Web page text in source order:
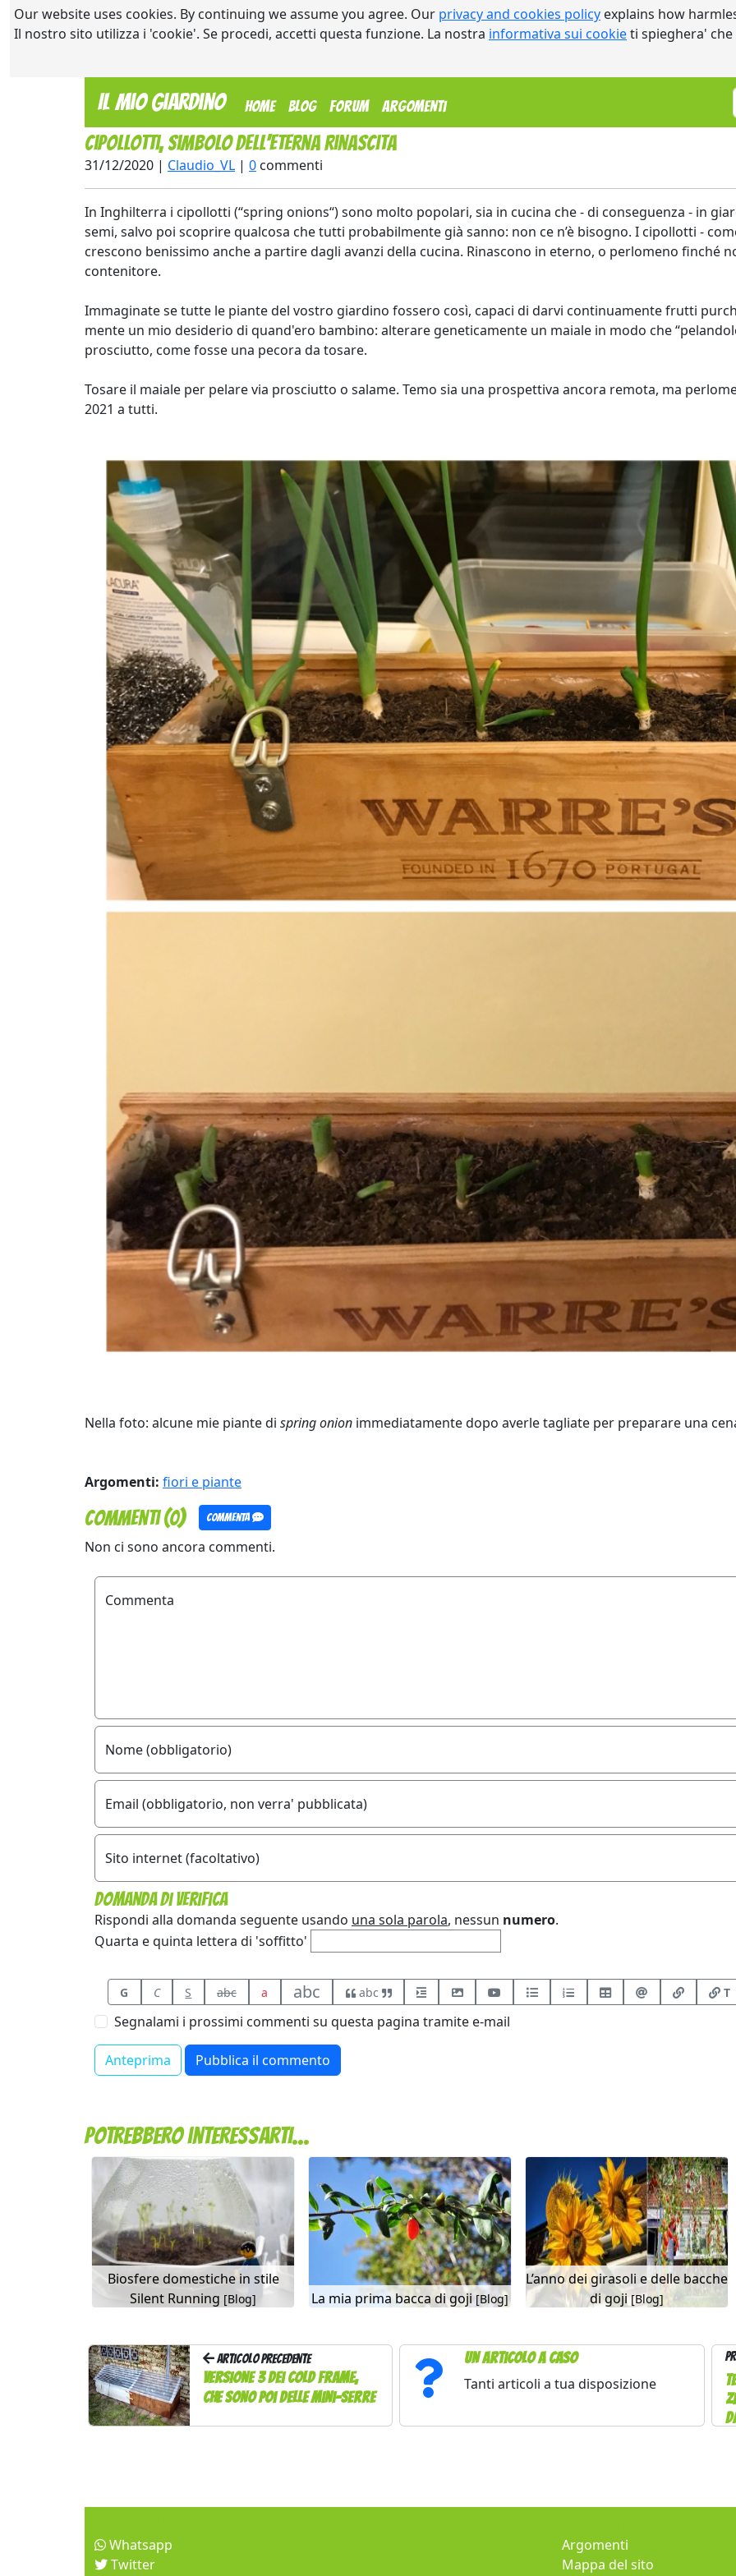
Our website uses cookies. By continuing we assume you agree. Our privacy and cookies policy explains how
Il nostro sito utilizza i 'cookie'. Se procedi, accetti questa funzione. La nostra informativa sui cookieti spieghera'
Il Mio Giardino Home(current)
Blog Forum Argomenti
Cipollotti, simbolo dell'eterna rinascita
31/12/2020 | Claudio_VL | 0 commenti
In Inghilterra i cipollotti (“spring onions“) sono molto popolari, sia in cucina che - di conseguenza - in
semi, salvo poi scoprire qualcosa che tutti probabilmente già sanno: non ce n’è bisogno. I cipollotti -
crescono benissimo anche a partire dagli avanzi della cucina. Rinascono in eterno, o perlomeno finché
contenitore.
Immaginate se tutte le piante del vostro giardino fossero così, capaci di darvi continuamente frutti
mente un mio desiderio di quand'ero bambino: alterare geneticamente un maiale in modo che
prosciutto, come fosse una pecora da tosare.
Tosare il maiale per pelare via prosciutto o salame. Temo sia una prospettiva ancora remota, ma
2021 a tutti.
Nella foto: alcune mie piante di spring onion immediatamente dopo averle tagliate per preparare una
Argomenti: fiori e piante
Commenti (0) Commenta
Non ci sono ancora commenti.
Commenta
Nome (obbligatorio)
Email (obbligatorio, non verra' pubblicata)
Sito internet (facoltativo)
Domanda di verifica
Rispondi alla domanda seguente usando una sola parola, nessun numero.
Quarta e quinta lettera di 'soffitto'
G C S abc a abc abc T
Segnalami i prossimi commenti su questa pagina tramite e-mail
Potrebbero interessarti...
Biosfere domestiche in stile
Silent Running [Blog] La mia prima bacca di goji [Blog]
L’anno dei girasoli e delle bacche
di goji[Blog]
Articolo precedente
Versione 3 dei cold frame,
che sono poi delle mini-serre
Un articolo a caso
Tanti articoli a tua disposizione
Whatsapp
Twitter
Argomenti
Mappa del sito